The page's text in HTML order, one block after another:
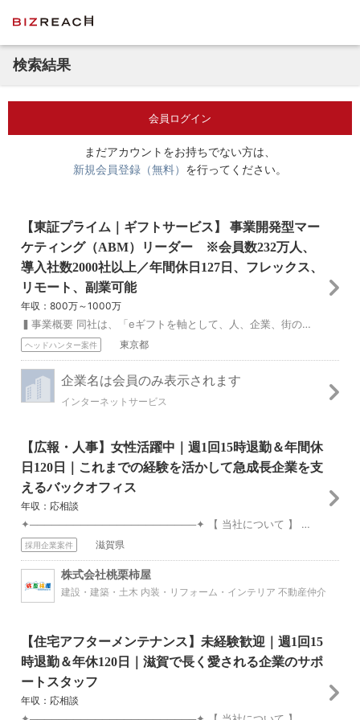
検索結果
会員ログイン
まだアカウントをお持ちでない方は、
新規会員登録（無料） を行ってください。
【東証プライム｜ギフトサービス】 事業開発型マー
ケティング（ABM）リーダー ※会員数232万人、
導入社数2000社以上／年間休日127日、フレックス、
リモート、副業可能
年収：800万～1000万
▍事業概要 同社は、「eギフトを軸として、人、企業、街の間に、さまざまな縁を育むサービスを提供する」というコーポレート・ビジョンのもと、国内外でeギフトプラッ...
ヘッドハンター案件 東京都
企業名は会員のみ表示されます
インターネットサービス
【広報・人事】女性活躍中｜週1回15時退勤＆年間休
日120日｜これまでの経験を活かして急成長企業を支
えるバックオフィス
年収：応相談
✦───────────────────────✦ 【 当社について 】 ✦───────────────────────✦ 「桃栗三年柿八年」――物事が実を...
採用企業案件 滋賀県
株式会社桃栗柿屋
建設・建築・土木 内装・リフォーム・インテリア 不動産仲介
【住宅アフターメンテナンス】未経験歓迎｜週1回15
時退勤＆年休120日｜滋賀で長く愛される企業のサポ
ートスタッフ
年収：応相談